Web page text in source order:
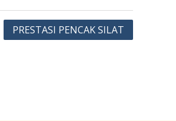
PRESTASI PENCAK SILAT